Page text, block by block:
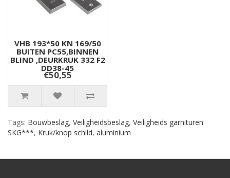
VHB 193*50 KN 169/50
BUITEN PC55,BINNEN
BLIND ,DEURKRUK 332 F2
DD38-45
€50,55
Tags: Bouwbeslag, Veiligheidsbeslag, Veiligheids garnituren
SKG***, Kruk/knop schild, aluminium